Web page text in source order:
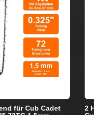
für Cub Cadet
2